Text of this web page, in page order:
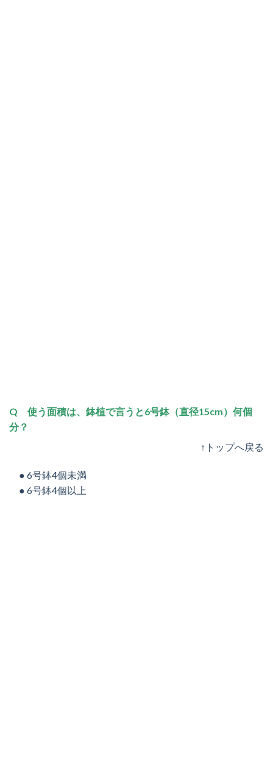
Q 使う面積は、鉢植で言うと6号鉢（直径15cm）何個
分？
↑トップへ戻る
● 6号鉢4個未満
● 6号鉢4個以上